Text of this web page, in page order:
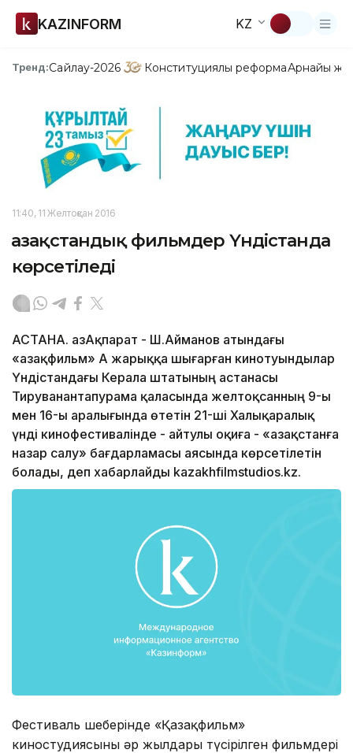
KAZINFORM KZ
Тренд:Сайлау-2026 Конституциялық реформаАрнайы
11:40, 11 Желтоқсан 2016
Қазақстандық фильмдер Үндістанда
көрсетіледі
АСТАНА. ҚазАқпарат - Ш.Айманов атындағы
«Қазақфильм» АҚ жарыққа шығарған кинотуындылар
Үндістандағы Керала штатының астанасы
Тируванантапурама қаласында желтоқсанның 9-ы
мен 16-ы аралығында өтетін 21-ші Халықаралық
үнді кинофестивалінде - айтулы оқиға - «Қазақстанға
назар салу» бағдарламасы аясында көрсетілетін
болады, деп хабарлайды kazakhfilmstudios.kz.
Фестиваль шеңберінде «Қазақфильм»
киностудиясының әр жылдары түсірілген фильмдері